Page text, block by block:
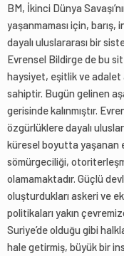
BM, İkinci Dünya
yaşanmaması için, barış,
dayalı uluslararası bir
Evrensel Bildirge de bu
haysiyet, eşitlik ve adalet
sahiptir. Bugün gelinen
gerisinde kalınmıştır.
özgürlüklere dayalı
küresel boyutta yaşanan
sömürgeciliği,
olamamaktadır. Güçlü
oluşturdukları askeri ve
politikaları yakın
Suriye’de olduğu gibi
hale getirmiş, büyük bir